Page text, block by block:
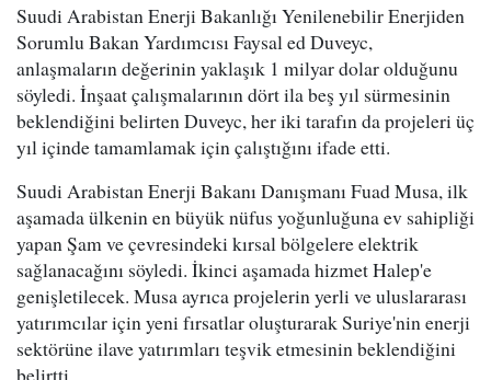
Suudi Arabistan Enerji Bakanlığı Yenilenebilir Enerjiden
Sorumlu Bakan Yardımcısı Faysal ed Duveyc,
anlaşmaların değerinin yaklaşık 1 milyar dolar olduğunu
söyledi. İnşaat çalışmalarının dört ila beş yıl sürmesinin
beklendiğini belirten Duveyc, her iki tarafın da projeleri üç
yıl içinde tamamlamak için çalıştığını ifade etti.
Suudi Arabistan Enerji Bakanı Danışmanı Fuad Musa, ilk
aşamada ülkenin en büyük nüfus yoğunluğuna ev sahipliği
yapan Şam ve çevresindeki kırsal bölgelere elektrik
sağlanacağını söyledi. İkinci aşamada hizmet Halep'e
genişletilecek. Musa ayrıca projelerin yerli ve uluslararası
yatırımcılar için yeni fırsatlar oluşturarak Suriye'nin enerji
sektörüne ilave yatırımları teşvik etmesinin beklendiğini
belirtti.